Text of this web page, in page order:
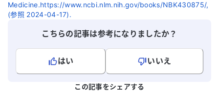
Medicine.https://www.ncbi.nlm.nih.gov/books/NBK430875/,
(参照 2024-04-17).
こちらの記事は参考になりましたか？
はい
いいえ
この記事をシェアする